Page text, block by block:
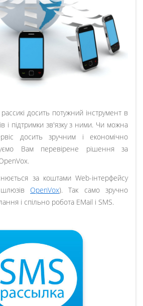
досить потужний інструмент в
і підтримки зв'язку з ними. Чи можна
досить зручним і економічно
Вам перевірене рішення за
за коштами Web-інтерфейсу
OpenVox). Так само зручно
і спільно робота EMail і SMS.